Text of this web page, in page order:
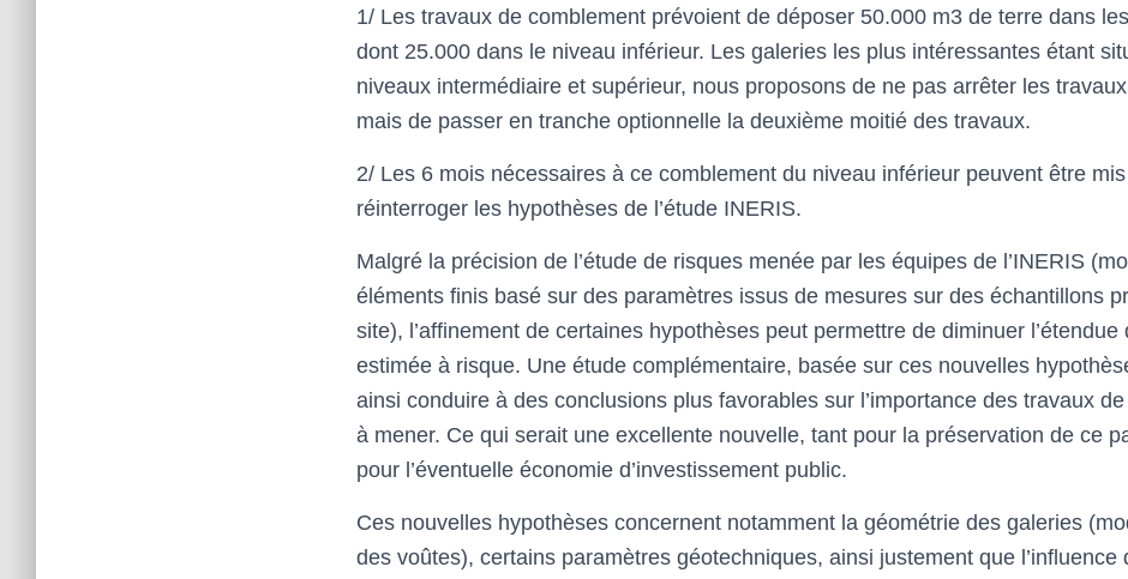
1/ Les travaux de comblement prévoient de déposer 50.000 m3 de terre dans
dont 25.000 dans le niveau inférieur. Les galeries les plus intéressantes étant
niveaux intermédiaire et supérieur, nous proposons de ne pas arrêter les
mais de passer en tranche optionnelle la deuxième moitié des travaux.
2/ Les 6 mois nécessaires à ce comblement du niveau inférieur peuvent être
réinterroger les hypothèses de l’étude INERIS.
Malgré la précision de l’étude de risques menée par les équipes de l’INERIS
éléments finis basé sur des paramètres issus de mesures sur des échantillons
site), l’affinement de certaines hypothèses peut permettre de diminuer l’étendue
estimée à risque. Une étude complémentaire, basée sur ces nouvelles
ainsi conduire à des conclusions plus favorables sur l’importance des travaux
à mener. Ce qui serait une excellente nouvelle, tant pour la préservation de ce
pour l’éventuelle économie d’investissement public.
Ces nouvelles hypothèses concernent notamment la géométrie des galeries
des voûtes), certains paramètres géotechniques, ainsi justement que l’influence